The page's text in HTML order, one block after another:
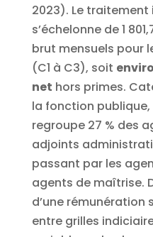
2023). Le
s’échelonne de 1
brut mensuels pour
(C1 à C3), soit
net hors primes.
la fonction
regroupe 27 % des
adjoints
passant par les
agents de maîtrise.
d’une rémunération
entre grilles